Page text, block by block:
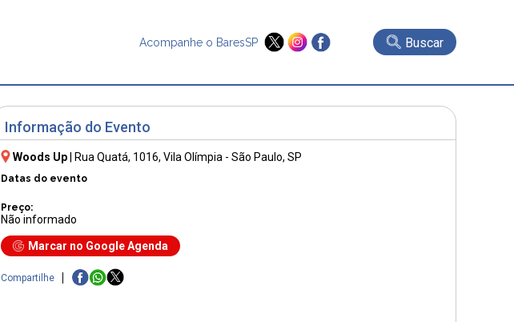
Acompanhe o BaresSP Buscar
Informação do Evento
Woods Up Rua Quatá, 1016, Vila Olímpia - São Paulo, SP
Datas do evento
Preço:
Não informado
Marcar no Google Agenda
Compartilhe